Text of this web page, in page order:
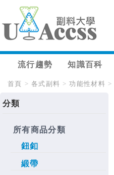
流行趨勢 知識百科
首頁 > 各式副料 > 功能性材料 >
分類
所有商品分類
鈕釦
緞帶